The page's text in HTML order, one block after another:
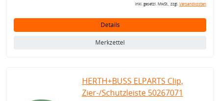
inkl. gesetzl. MwSt., zzgl.Versandkosten
Details
Merkzettel
HERTH+BUSS ELPARTS Clip,
Zier-/Schutzleiste 50267071